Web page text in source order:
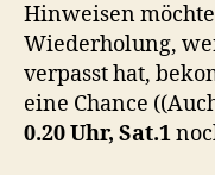
Hinweisen
Wiederholung,
verpasst hat,
eine Chance
0.20 Uhr, Sat.1